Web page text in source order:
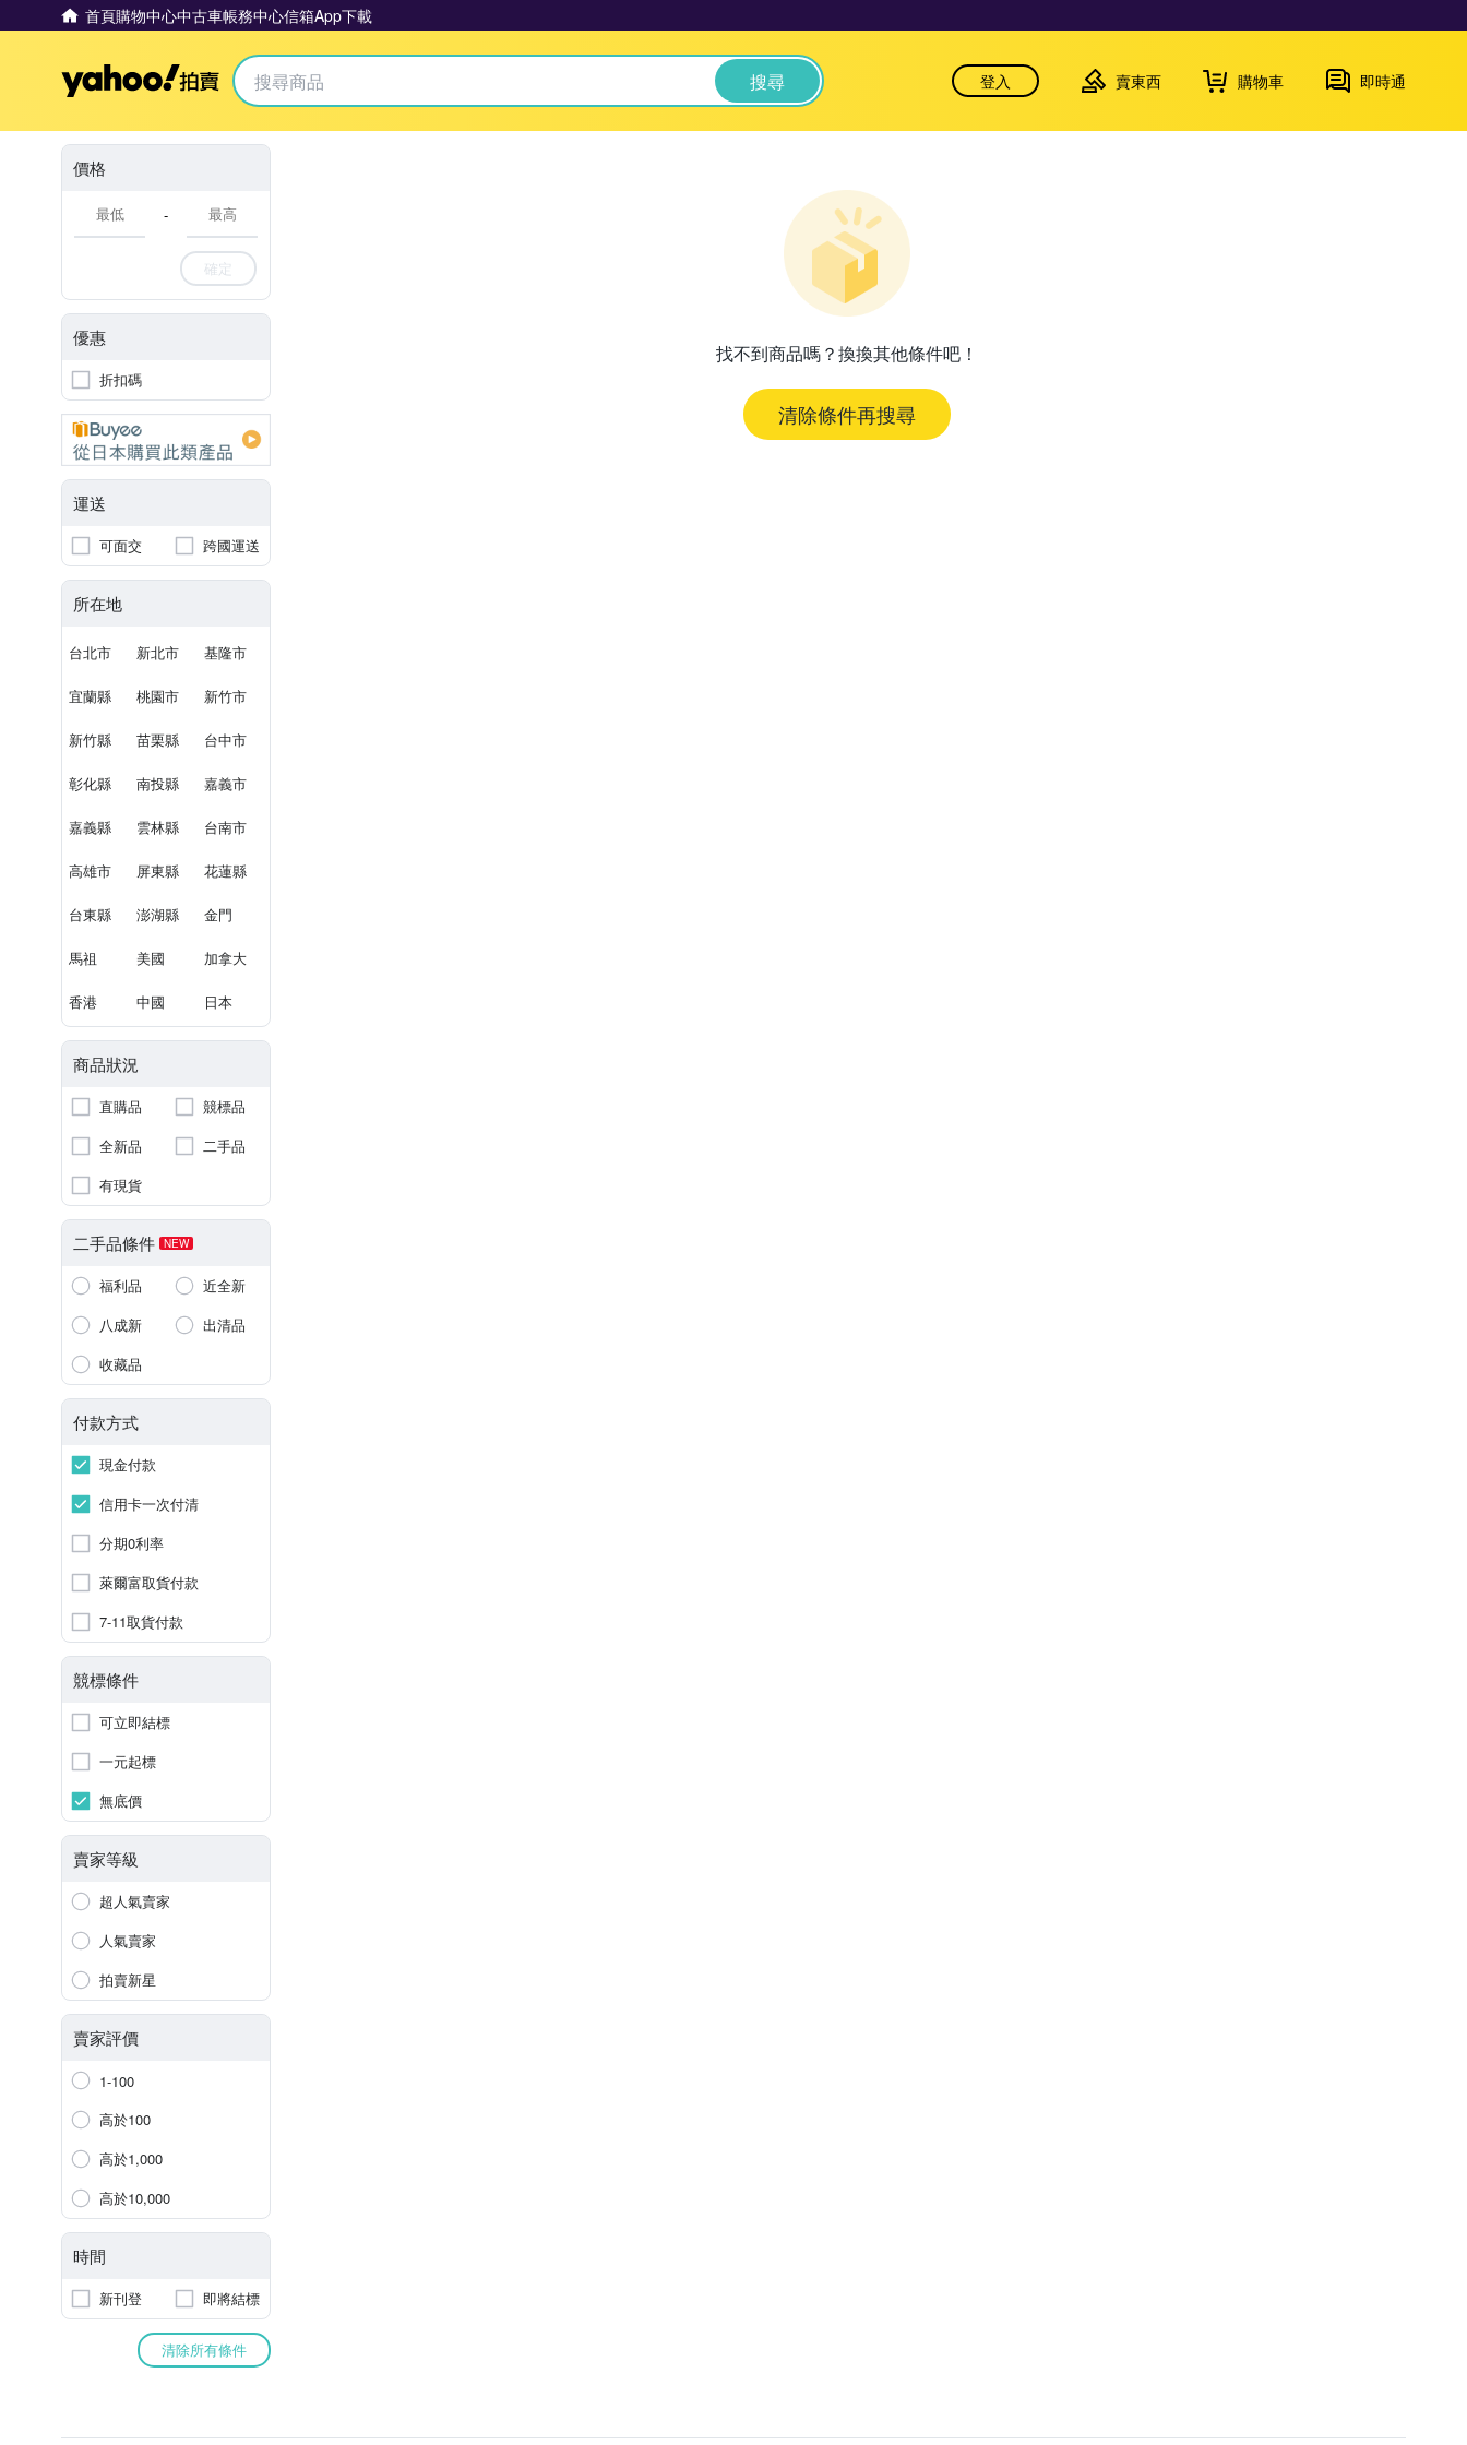
首頁購物中心中古車帳務中心信箱App下載
Yahoo拍賣 搜尋 登入 賣東西 購物車 即時通
價格
-
確定
優惠
折扣碼
運送
可面交 跨國運送
所在地
台北市 新北市 基隆市
宜蘭縣 桃園市 新竹市
新竹縣 苗栗縣 台中市
彰化縣 南投縣 嘉義市
嘉義縣 雲林縣 台南市
高雄市 屏東縣 花蓮縣
台東縣 澎湖縣 金門
馬祖 美國 加拿大
香港 中國 日本
商品狀況
直購品
競標品
全新品
二手品
有現貨
二手品條件 NEW
福利品
近全新
八成新
出清品
收藏品
付款方式
現金付款
信用卡一次付清
分期0利率
萊爾富取貨付款
7-11取貨付款
競標條件
可立即結標
一元起標
無底價
賣家等級
超人氣賣家
人氣賣家
拍賣新星
賣家評價
1-100
高於100
高於1,000
高於10,000
時間
新刊登 即將結標
清除所有條件
找不到商品嗎？換換其他條件吧！
清除條件再搜尋